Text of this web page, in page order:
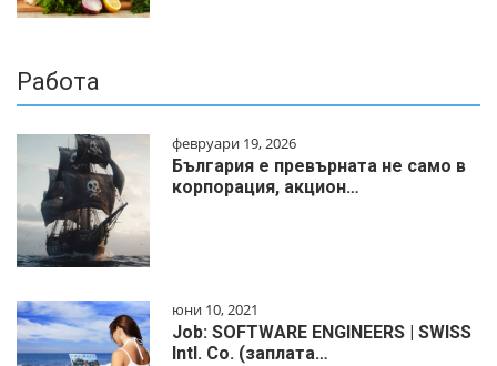
Работа
февруари 19, 2026
България е превърната не само в
корпорация, акцион…
юни 10, 2021
Job: SOFTWARE ENGINEERS | SWISS
Intl. Co. (заплата…